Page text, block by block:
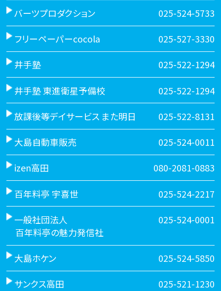
バーツプロダクション 025-524-5733
フリーペーパーcocola 025-527-3330
井手塾 025-522-1294
井手塾 東進衛星予備校 025-522-1294
放課後等デイサービス また明日 025-522-8131
大島自動車販売 025-524-0011
izen高田 080-2081-0883
百年料亭 宇喜世 025-524-2217
一般社団法人
百年料亭の魅力発信社
025-524-0001
大島ホケン 025-524-5850
サンクス高田 025-521-1230